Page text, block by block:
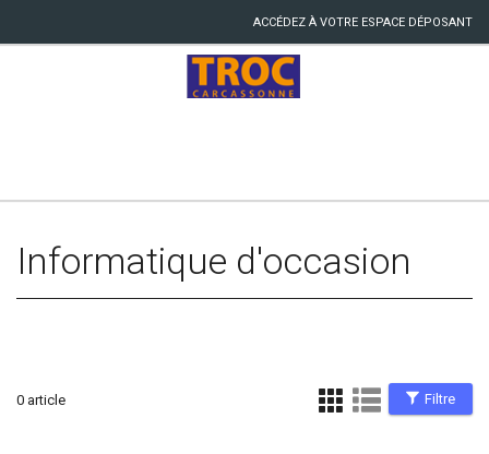
ACCÉDEZ À VOTRE ESPACE DÉPOSANT
Informatique d'occasion
Filtre
0 article